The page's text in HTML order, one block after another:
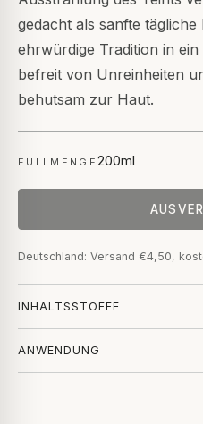
gedacht als sanfte tägliche
ehrwürdige Tradition in
befreit von Unreinheiten
behutsam zur Haut.
FÜLLMENGE 200ml
Deutschland: Versand €4,50,
INHALTSSTOFFE
ANWENDUNG